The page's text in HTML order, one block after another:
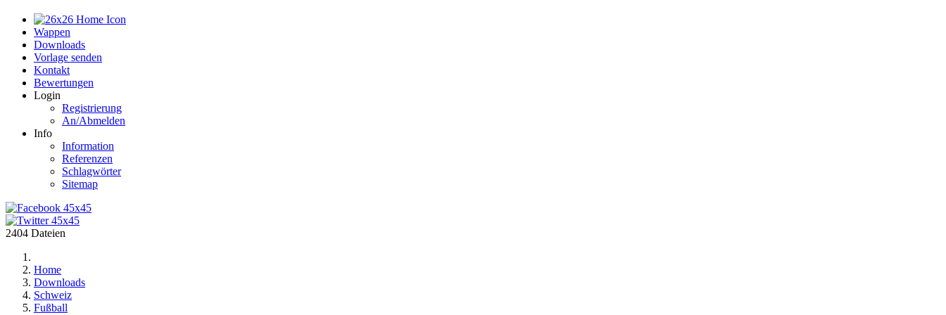
Wappen
Downloads
Vorlage senden
Kontakt
Bewertungen
Login
Registrierung
An/Abmelden
Info
Information
Referenzen
Schlagwörter
Sitemap
2404 Dateien
Home
Downloads
Schweiz
Fußball